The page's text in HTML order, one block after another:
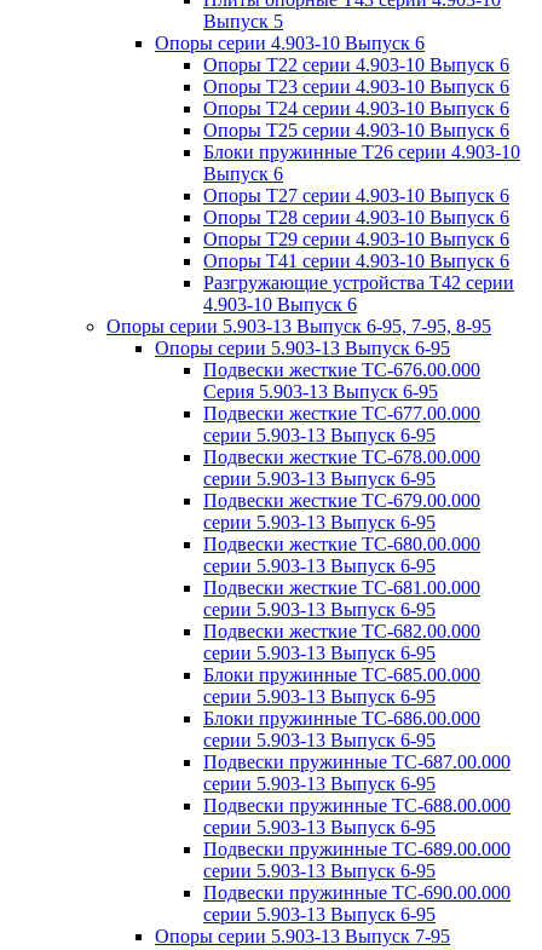
Выпуск 5
Опоры серии 4.903-10 Выпуск 6
Опоры Т22 серии 4.903-10 Выпуск 6
Опоры Т23 серии 4.903-10 Выпуск 6
Опоры Т24 серии 4.903-10 Выпуск 6
Опоры Т25 серии 4.903-10 Выпуск 6
Блоки пружинные Т26 серии 4.903-10
Выпуск 6
Опоры Т27 серии 4.903-10 Выпуск 6
Опоры Т28 серии 4.903-10 Выпуск 6
Опоры Т29 серии 4.903-10 Выпуск 6
Опоры Т41 серии 4.903-10 Выпуск 6
Разгружающие устройства Т42 серии
4.903-10 Выпуск 6
Опоры серии 5.903-13 Выпуск 6-95, 7-95, 8-95
Опоры серии 5.903-13 Выпуск 6-95
Подвески жесткие ТС-676.00.000
Серия 5.903-13 Выпуск 6-95
Подвески жесткие ТС-677.00.000
серии 5.903-13 Выпуск 6-95
Подвески жесткие ТС-678.00.000
серии 5.903-13 Выпуск 6-95
Подвески жесткие ТС-679.00.000
серии 5.903-13 Выпуск 6-95
Подвески жесткие ТС-680.00.000
серии 5.903-13 Выпуск 6-95
Подвески жесткие ТС-681.00.000
серии 5.903-13 Выпуск 6-95
Подвески жесткие ТС-682.00.000
серии 5.903-13 Выпуск 6-95
Блоки пружинные ТС-685.00.000
серии 5.903-13 Выпуск 6-95
Блоки пружинные ТС-686.00.000
серии 5.903-13 Выпуск 6-95
Подвески пружинные ТС-687.00.000
серии 5.903-13 Выпуск 6-95
Подвески пружинные ТС-688.00.000
серии 5.903-13 Выпуск 6-95
Подвески пружинные ТС-689.00.000
серии 5.903-13 Выпуск 6-95
Подвески пружинные ТС-690.00.000
серии 5.903-13 Выпуск 6-95
Опоры серии 5.903-13 Выпуск 7-95